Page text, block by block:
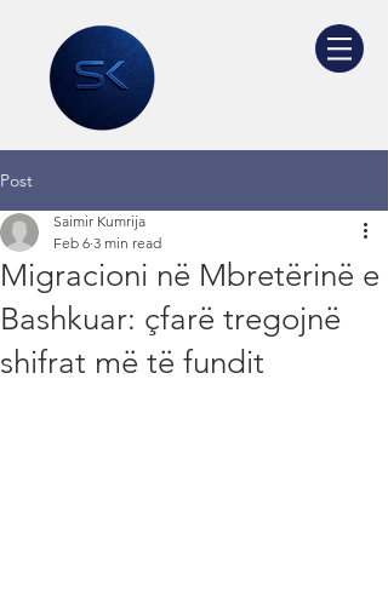
Post
Migracioni në Mbretërinë e
Bashkuar: çfarë tregojnë
shifrat më të fundit
Saimir Kumrija
Feb 6 3 min read